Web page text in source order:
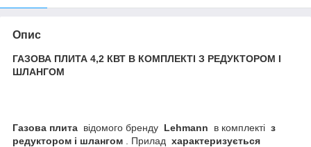
Опис
ГАЗОВА ПЛИТА 4,2 КВТ В КОМПЛЕКТІ З РЕДУКТОРОМ І
ШЛАНГОМ
Газова плита відомого бренду Lehmann в комплекті з
редуктором і шлангом . Прилад характеризується